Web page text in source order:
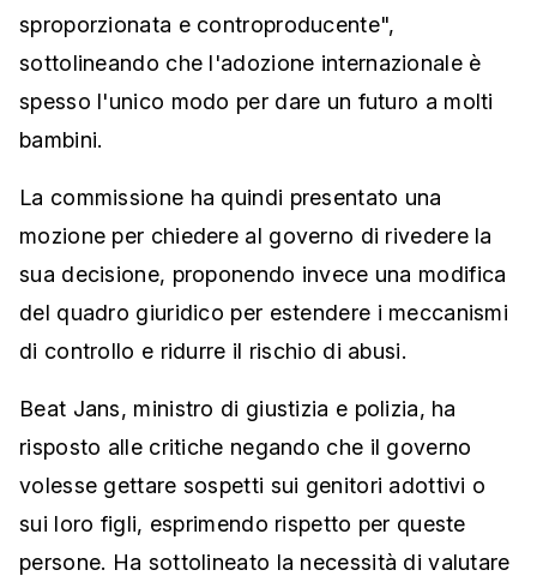
sproporzionata e controproducente",
sottolineando che l'adozione internazionale è
spesso l'unico modo per dare un futuro a molti
bambini.
La commissione ha quindi presentato una
mozione per chiedere al governo di rivedere la
sua decisione, proponendo invece una modifica
del quadro giuridico per estendere i meccanismi
di controllo e ridurre il rischio di abusi.
Beat Jans, ministro di giustizia e polizia, ha
risposto alle critiche negando che il governo
volesse gettare sospetti sui genitori adottivi o
sui loro figli, esprimendo rispetto per queste
persone. Ha sottolineato la necessità di valutare